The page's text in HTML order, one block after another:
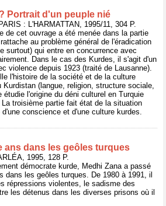
Portrait d'un peuple nié
: L'HARMATTAN, 1995/11, 304 P.
de cet ouvrage a été menée dans la partie
au problème général de l'éradication
surtout) qui entre en concurrence avec
Dans le cas des Kurdes, il s'agit d'un
violence depuis 1923 (traité de Lausanne).
l'histoire de la société et de la culture
Kurdistan (langue, religion, structure sociale,
l'origine du déni culturel en Turquie
troisième partie fait état de la situation
conscience et d'une culture kurdes.
ans dans les geôles turques
1995, 128 P.
démocrate kurde, Medhi Zana a passé
dans les geôles turques. De 1980 à 1991, il
répressions violentes, le sadisme des
les détenus dans les diverses prisons où il